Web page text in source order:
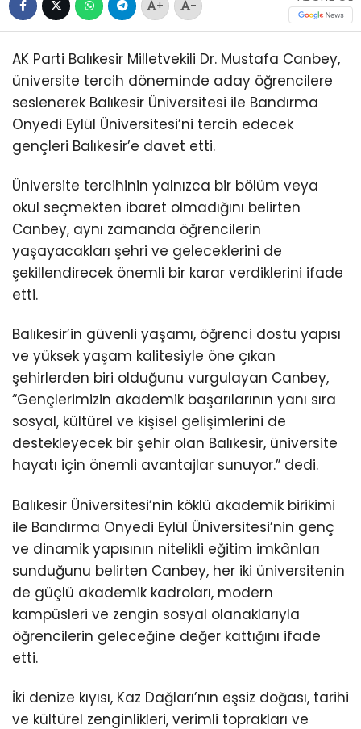
+ -
AK Parti Balıkesir Milletvekili Dr. Mustafa Canbey,
üniversite tercih döneminde aday öğrencilere
seslenerek Balıkesir Üniversitesi ile Bandırma
Onyedi Eylül Üniversitesi’ni tercih edecek
gençleri Balıkesir’e davet etti.
Üniversite tercihinin yalnızca bir bölüm veya
okul seçmekten ibaret olmadığını belirten
Canbey, aynı zamanda öğrencilerin
yaşayacakları şehri ve geleceklerini de
şekillendirecek önemli bir karar verdiklerini ifade
etti.
Balıkesir’in güvenli yaşamı, öğrenci dostu yapısı
ve yüksek yaşam kalitesiyle öne çıkan
şehirlerden biri olduğunu vurgulayan Canbey,
“Gençlerimizin akademik başarılarının yanı sıra
sosyal, kültürel ve kişisel gelişimlerini de
destekleyecek bir şehir olan Balıkesir, üniversite
hayatı için önemli avantajlar sunuyor.” dedi.
Balıkesir Üniversitesi’nin köklü akademik birikimi
ile Bandırma Onyedi Eylül Üniversitesi’nin genç
ve dinamik yapısının nitelikli eğitim imkânları
sunduğunu belirten Canbey, her iki üniversitenin
de güçlü akademik kadroları, modern
kampüsleri ve zengin sosyal olanaklarıyla
öğrencilerin geleceğine değer kattığını ifade
etti.
İki denize kıyısı, Kaz Dağları’nın eşsiz doğası, tarihi
ve kültürel zenginlikleri, verimli toprakları ve